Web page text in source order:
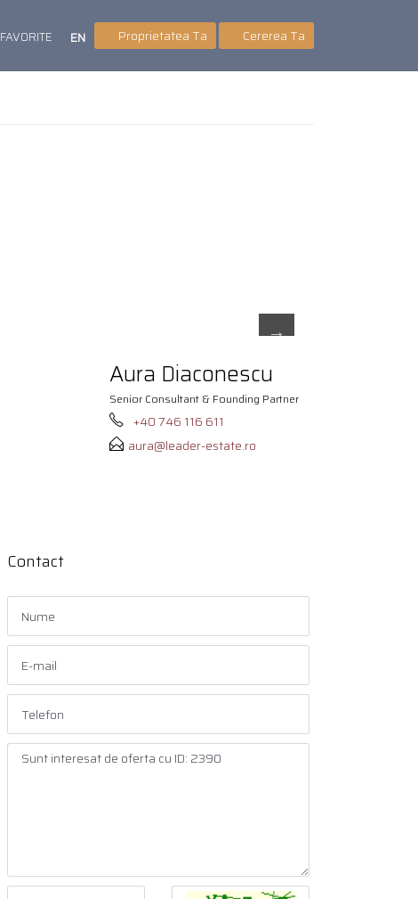
FAVORITE EN Proprietatea Ta Cererea Ta
Aura Diaconescu
Senior Consultant & Founding Partner
+40 746 116 611
aura@leader-estate.ro
Contact